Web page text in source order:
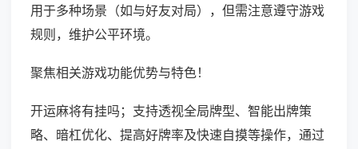
用于多种场景（如与好友对局），但需注意遵守游戏
规则，维护公平环境。
聚焦相关游戏功能优势与特色！
开运麻将有挂吗；支持透视全局牌型、智能出牌策
略、暗杠优化、提高好牌率及快速自摸等操作，通过